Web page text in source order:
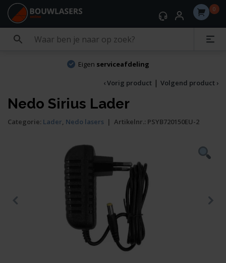
0
Eigen serviceafdeling
‹ Vorig product | Volgend product ›
Nedo Sirius Lader
Categorie: Lader, Nedo lasers | Artikelnr.: PSYB720150EU-2